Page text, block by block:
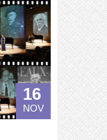
16
NOV